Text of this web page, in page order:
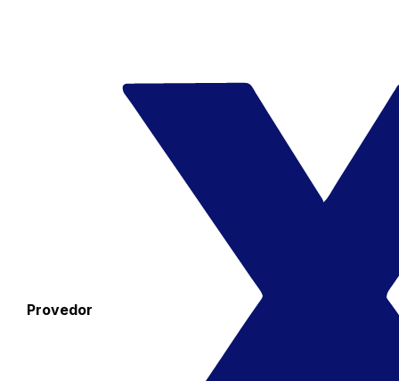
Provedor